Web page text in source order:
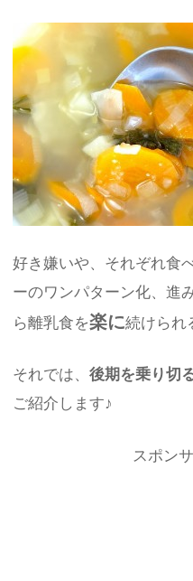
好き嫌いや、それぞれ食
ーのワンパターン化、進
ら離乳食を楽に続けられ
それでは、後期を乗り切
ご紹介します♪
スポン